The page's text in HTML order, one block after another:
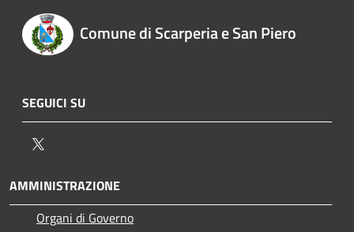
Comune di Scarperia e San Piero
SEGUICI SU
AMMINISTRAZIONE
Organi di Governo